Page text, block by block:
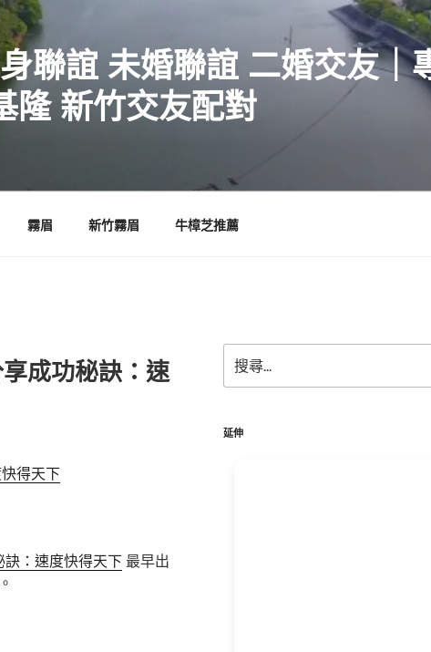
聯誼 未婚聯誼 二婚交友｜
隆 新竹交友配對
霧眉 新竹霧眉 牛樟芝推薦
成功秘訣：速
得天下
：速度快得天下 最早出
。
尋
關
字:
延伸